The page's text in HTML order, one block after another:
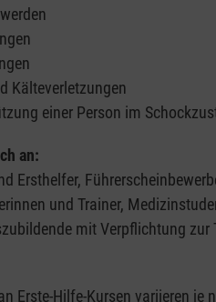
Kälteverletzungen
einer Person im
an:
Ersthelfer,
und Trainer,
mit Verpflichtung
Erste-Hilfe-Kursen variieren je